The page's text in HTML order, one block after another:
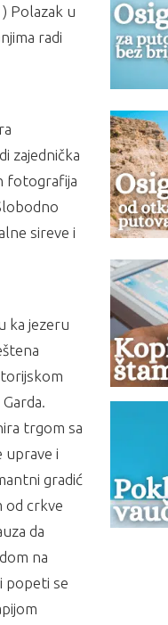
Polazak u
radi
zajednička
fotografija
sireve i
ka jezeru
trgom sa
uprave i
gradić
od crkve
da
na
popeti se